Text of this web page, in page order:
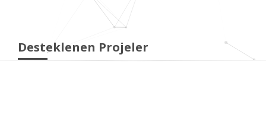
Desteklenen Projeler